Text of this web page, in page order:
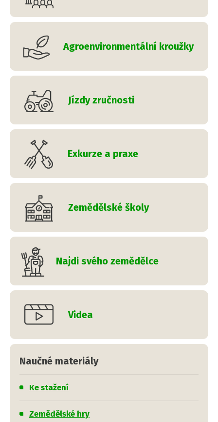
Agroenvironmentální kroužky
Jízdy zručnosti
Exkurze a praxe
Zemědělské školy
Najdi svého zemědělce
Videa
Naučné materiály
Ke stažení
Zemědělské hry